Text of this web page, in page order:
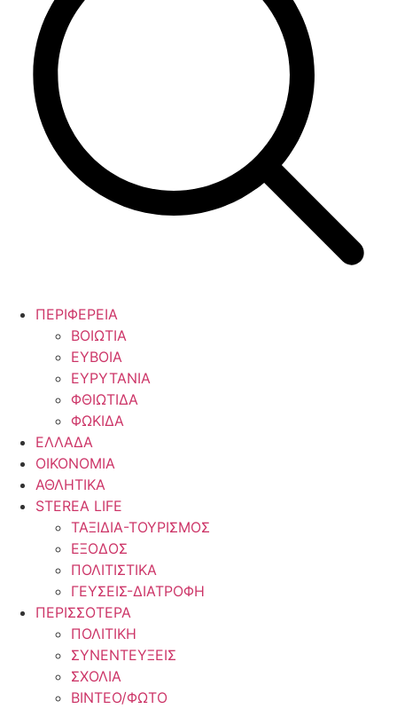
ΠΕΡΙΦΕΡΕΙΑ
ΒΟΙΩΤΙΑ
ΕΥΒΟΙΑ
ΕΥΡΥΤΑΝΙΑ
ΦΘΙΩΤΙΔΑ
ΦΩΚΙΔΑ
ΕΛΛΑΔΑ
ΟΙΚΟΝΟΜΙΑ
ΑΘΛΗΤΙΚΑ
STEREA LIFE
ΤΑΞΙΔΙΑ-ΤΟΥΡΙΣΜΟΣ
ΕΞΟΔΟΣ
ΠΟΛΙΤΙΣΤΙΚΑ
ΓΕΥΣΕΙΣ-ΔΙΑΤΡΟΦΗ
ΠΕΡΙΣΣΟΤΕΡΑ
ΠΟΛΙΤΙΚΗ
ΣΥΝΕΝΤΕΥΞΕΙΣ
ΣΧΟΛΙΑ
ΒΙΝΤΕΟ/ΦΩΤΟ